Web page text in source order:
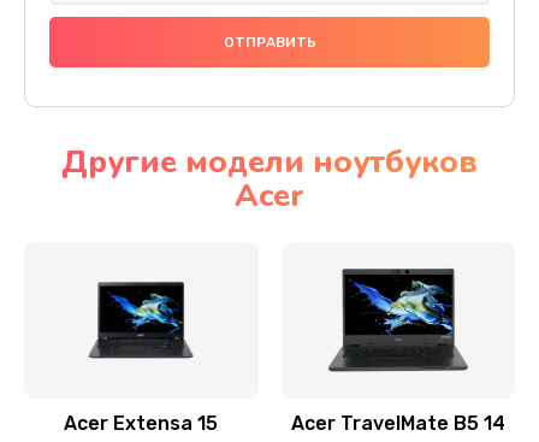
Ремонт подсветки
Настройка BIOS
Замена видеочипа
Заказать
Другие модели ноутбуков
Acer
Acer Extensa 15 Acer TravelMate B5 14